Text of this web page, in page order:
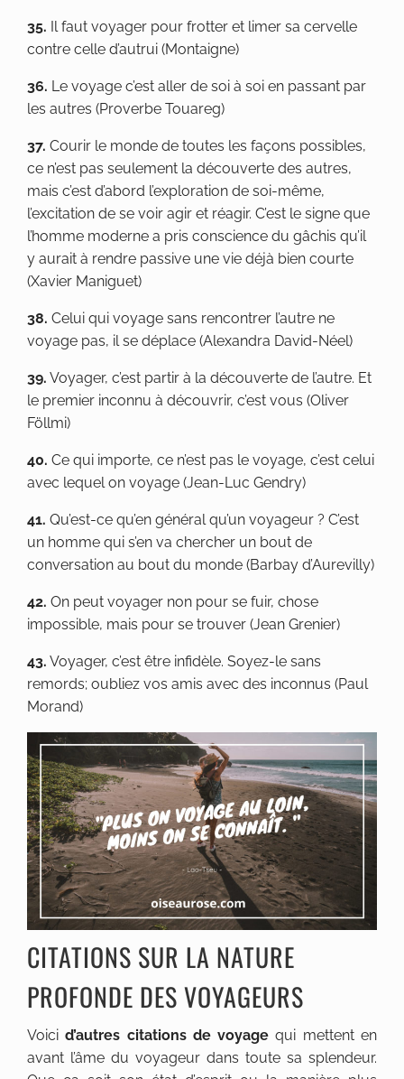
35. Il faut voyager pour frotter et limer sa cervelle
contre celle d’autrui (Montaigne)
36. Le voyage c’est aller de soi à soi en passant par
les autres (Proverbe Touareg)
37. Courir le monde de toutes les façons possibles,
ce n’est pas seulement la découverte des autres,
mais c’est d’abord l’exploration de soi-même,
l’excitation de se voir agir et réagir. C’est le signe que
l’homme moderne a pris conscience du gâchis qu’il
y aurait à rendre passive une vie déjà bien courte
(Xavier Maniguet)
38. Celui qui voyage sans rencontrer l’autre ne
voyage pas, il se déplace (Alexandra David-Néel)
39. Voyager, c’est partir à la découverte de l’autre. Et
le premier inconnu à découvrir, c’est vous (Oliver
Föllmi)
40. Ce qui importe, ce n’est pas le voyage, c’est celui
avec lequel on voyage (Jean-Luc Gendry)
41. Qu’est-ce qu’en général qu’un voyageur ? C’est
un homme qui s’en va chercher un bout de
conversation au bout du monde (Barbay d’Aurevilly)
42. On peut voyager non pour se fuir, chose
impossible, mais pour se trouver (Jean Grenier)
43. Voyager, c’est être infidèle. Soyez-le sans
remords; oubliez vos amis avec des inconnus (Paul
Morand)
CITATIONS SUR LA NATURE
PROFONDE DES VOYAGEURS
Voicid’autres citations de voyage qui mettent en
avant l’âme du voyageur dans toute sa splendeur.